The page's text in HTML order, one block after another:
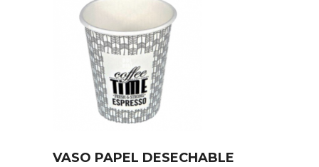
VASO PAPEL DESECHABLE